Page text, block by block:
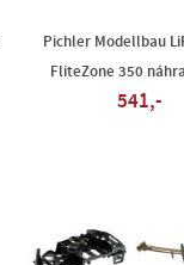
Pichler Modellbau
FliteZone 350
541,-